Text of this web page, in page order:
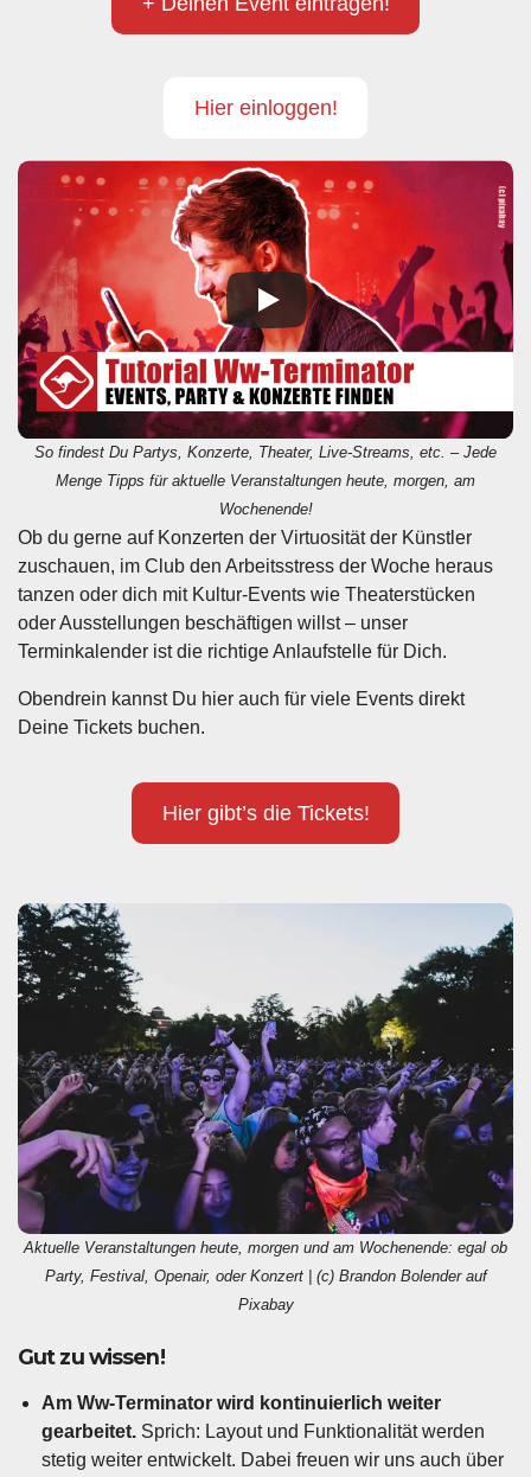
Hier einloggen!
So findest Du Partys, Konzerte, Theater, Live-Streams, etc. – Jede
Menge Tipps für aktuelle Veranstaltungen heute, morgen, am
Wochenende!
Ob du gerne auf Konzerten der Virtuosität der Künstler
zuschauen, im Club den Arbeitsstress der Woche heraus
tanzen oder dich mit Kultur-Events wie Theaterstücken
oder Ausstellungen beschäftigen willst – unser
Terminkalender ist die richtige Anlaufstelle für Dich.
Obendrein kannst Du hier auch für viele Events direkt
Deine Tickets buchen.
Hier gibt’s die Tickets!
Aktuelle Veranstaltungen heute, morgen und am Wochenende: egal ob
Party, Festival, Openair, oder Konzert | (c) Brandon Bolender auf
Pixabay
Gut zu wissen!
Am Ww-Terminator wird kontinuierlich weiter
gearbeitet. Sprich: Layout und Funktionalität werden
stetig weiter entwickelt. Dabei freuen wir uns auch über